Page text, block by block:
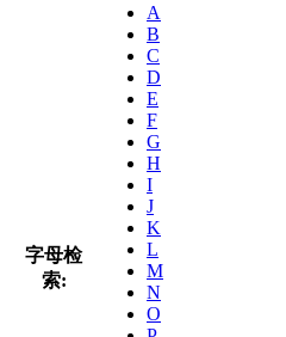
字母检
索:
A
B
C
D
E
F
G
H
I
J
K
L
M
N
O